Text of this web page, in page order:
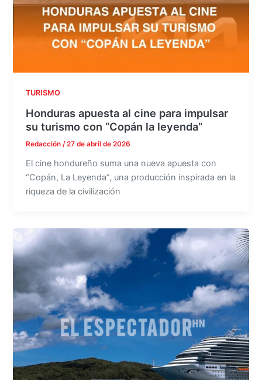
TURISMO
Honduras apuesta al cine para impulsar
su turismo con “Copán la leyenda”
Redacción/27 de abril de 2026
El cine hondureño suma una nueva apuesta con
“Copán, La Leyenda”, una producción inspirada en la
riqueza de la civilización